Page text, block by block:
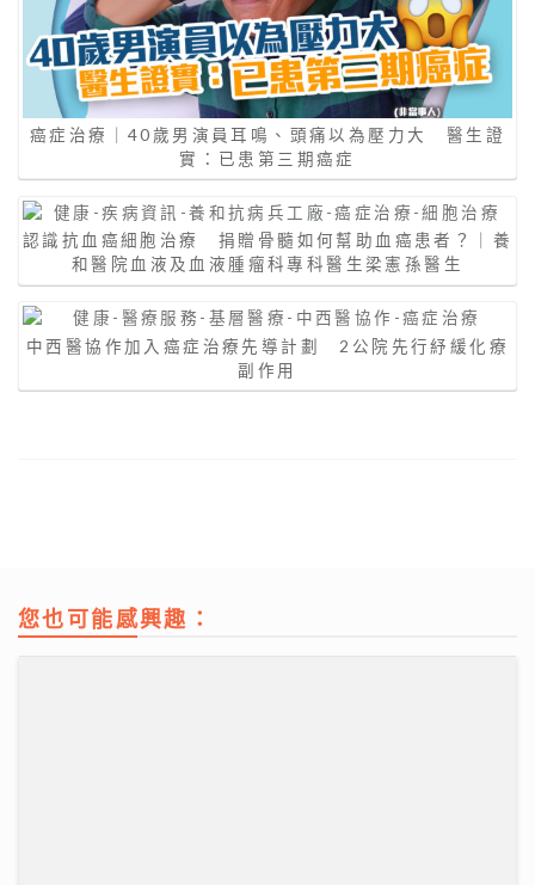
癌症治療｜40歲男演員耳鳴、頭痛以為壓力大 醫生證
實：已患第三期癌症
認識抗血癌細胞治療 捐贈骨髓如何幫助血癌患者？｜養
和醫院血液及血液腫瘤科專科醫生梁憲孫醫生
中西醫協作加入癌症治療先導計劃 2公院先行紓緩化療
副作用
您也可能感興趣：